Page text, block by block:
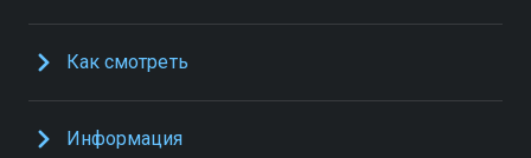
Как смотреть
Информация